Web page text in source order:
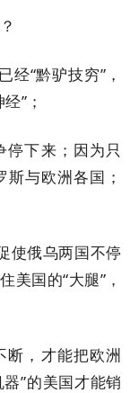
经“黔驴技穷”，
”；
停下来；因为只
与欧洲各国；
使俄乌两国不停
美国的“大腿”，
断，才能把欧洲
”的美国才能销